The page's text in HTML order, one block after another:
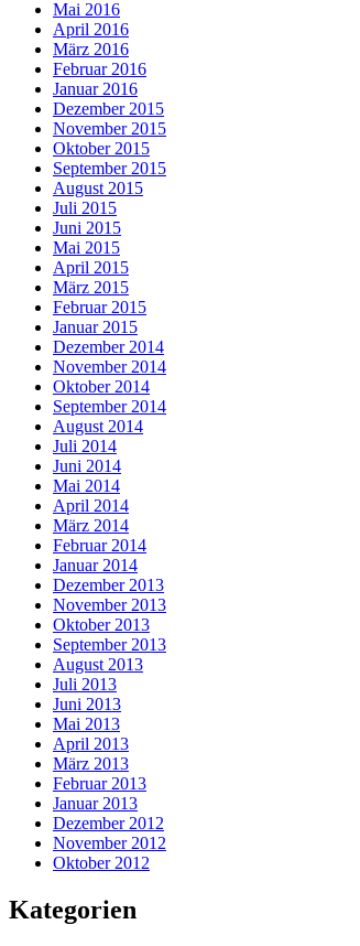
Mai 2016
April 2016
März 2016
Februar 2016
Januar 2016
Dezember 2015
November 2015
Oktober 2015
September 2015
August 2015
Juli 2015
Juni 2015
Mai 2015
April 2015
März 2015
Februar 2015
Januar 2015
Dezember 2014
November 2014
Oktober 2014
September 2014
August 2014
Juli 2014
Juni 2014
Mai 2014
April 2014
März 2014
Februar 2014
Januar 2014
Dezember 2013
November 2013
Oktober 2013
September 2013
August 2013
Juli 2013
Juni 2013
Mai 2013
April 2013
März 2013
Februar 2013
Januar 2013
Dezember 2012
November 2012
Oktober 2012
Kategorien